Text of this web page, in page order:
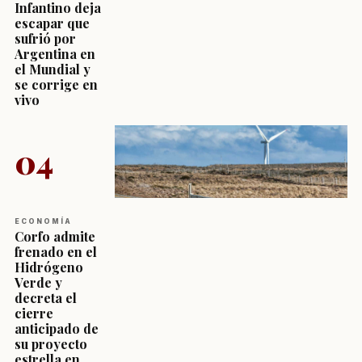
Infantino deja
escapar que
sufrió por
Argentina en
el Mundial y
se corrige en
vivo
04
ECONOMÍA
Corfo admite
frenado en el
Hidrógeno
Verde y
decreta el
cierre
anticipado de
su proyecto